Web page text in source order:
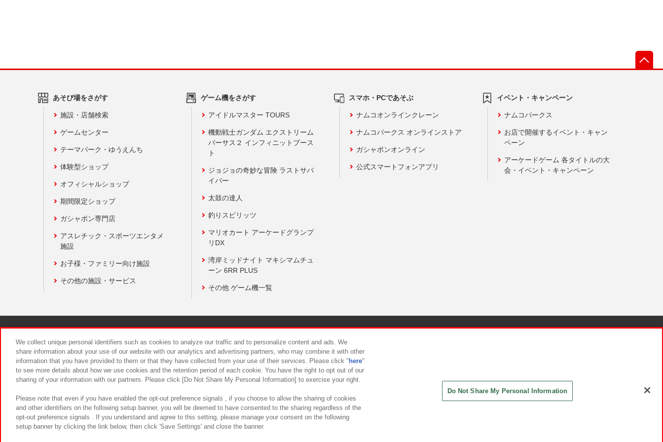
あそび場をさがす
施設・店舗検索
ゲームセンター
テーマパーク・ゆうえんち
体験型ショップ
オフィシャルショップ
期間限定ショップ
ガシャポン専門店
アスレチック・スポーツエンタメ
施設
お子様・ファミリー向け施設
その他の施設・サービス
ゲーム機をさがす
アイドルマスター TOURS
機動戦士ガンダム エクストリーム
バーサス２ インフィニットブース
ト
ジョジョの奇妙な冒険 ラストサバ
イバー
太鼓の達人
釣りスピリッツ
マリオカート アーケードグランプ
リDX
湾岸ミッドナイト マキシマムチュ
ーン 6RR PLUS
その他 ゲーム機一覧
スマホ・PCであそぶ
ナムコオンラインクレーン
ナムコパークス オンラインストア
ガシャポンオンライン
公式スマートフォンアプリ
イベント・キャンペーン
ナムコパークス
お店で開催するイベント・キャン
ペーン
アーケードゲーム 各タイトルの大
会・イベント・キャンペーン
食品のご提供について カスタマーハラスメント対応方針
We collect unique personal identifiers such as cookies to analyze our traffic and to personalize content and ads. We
share information about your use of our website with our analytics and advertising partners, who may combine it with other
information that you have provided to them or that they have collected from your use of their services. Please click " here"
to see more details about how we use cookies and the retention period of each cookie. You have the right to opt out of our
sharing of your information with our partners. Please click [Do Not Share My Personal Information] to exercise your right.
Please note that even if you have enabled the opt-out preference signals , if you choose to allow the sharing of cookies
and other identifiers on the following setup banner, you will be deemed to have consented to the sharing regardless of the
opt-out preference signals . If you understand and agree to this setting, please manage your consent on the following
setup banner by clicking the link below, then click 'Save Settings' and close the banner.
Do Not Share My Personal Information